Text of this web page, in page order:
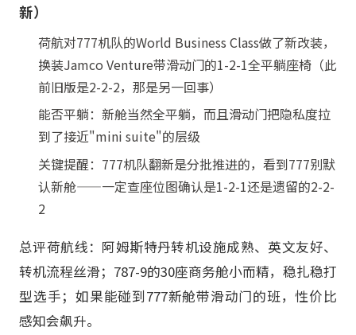
新）
荷航对777机队的World Business Class做了新改装，
换装Jamco Venture带滑动门的1-2-1全平躺座椅（此
前旧版是2-2-2，那是另一回事）
能否平躺：新舱当然全平躺，而且滑动门把隐私度拉
到了接近"mini suite"的层级
关键提醒：777机队翻新是分批推进的，看到777别默
认新舱——一定查座位图确认是1-2-1还是遗留的2-2-
2
总评荷航线：阿姆斯特丹转机设施成熟、英文友好、
转机流程丝滑；787-9的30座商务舱小而精，稳扎稳打
型选手；如果能碰到777新舱带滑动门的班，性价比
感知会飙升。